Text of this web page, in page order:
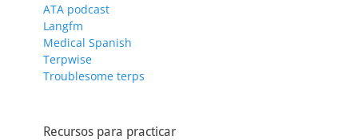
ATA podcast
Langfm
Medical Spanish
Terpwise
Troublesome terps
Recursos para practicar